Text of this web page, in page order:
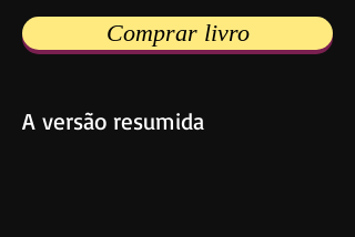
Comprar livro
A versão resumida